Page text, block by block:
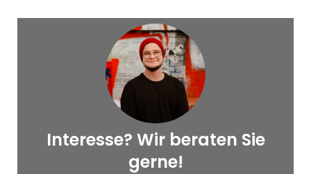
© Ebam
Interesse? Wir beraten Sie
gerne!